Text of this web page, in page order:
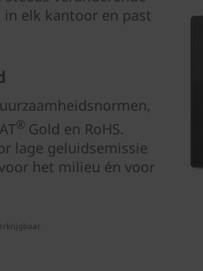
elk kantoor en past
® Gold en RoHS.
lage geluidsemissie
het milieu én voor